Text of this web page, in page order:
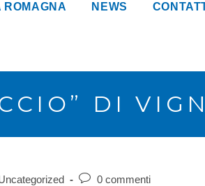
ROMAGNA NEWS
DI
0 commenti